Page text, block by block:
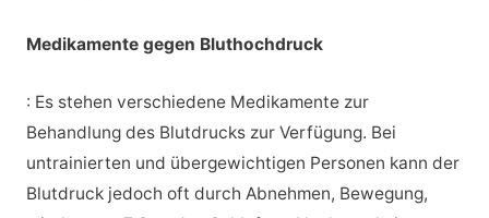
Medikamente gegen Bluthochdruck
: Es stehen verschiedene Medikamente zur
Behandlung des Blutdrucks zur Verfügung. Bei
untrainierten und übergewichtigen Personen kann der
Blutdruck jedoch oft durch Abnehmen, Bewegung,